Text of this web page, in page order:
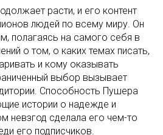
расти, и его контент
людей по всему миру. Он
полагаясь на самого себя в
о том, о каких темах писать,
и кому оказывать
выбор вызывает
Способность Пушера
истории о надежде и
невзгод сделала его чем-то
его подписчиков.